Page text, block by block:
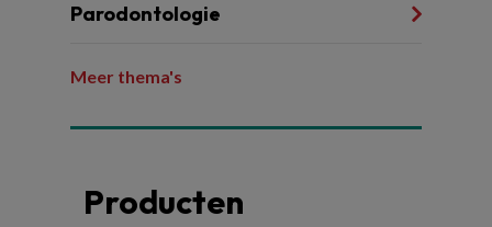
Parodontologie
Meer thema's
Producten